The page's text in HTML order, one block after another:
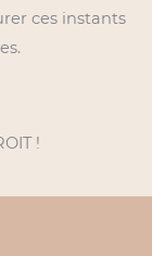
ces instants
!